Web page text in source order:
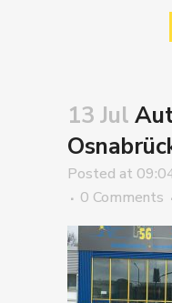
13 Jul
Posted at
0 Comments